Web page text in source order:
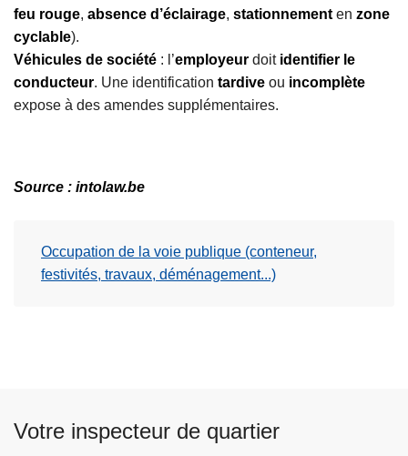
feu rouge, absence d’éclairage, stationnement en zone
cyclable).
Véhicules de société : l’employeur doit identifier le
conducteur. Une identification tardive ou incomplète
expose à des amendes supplémentaires.
Source : intolaw.be
Occupation de la voie publique (conteneur,
festivités, travaux, déménagement...)
Votre inspecteur de quartier